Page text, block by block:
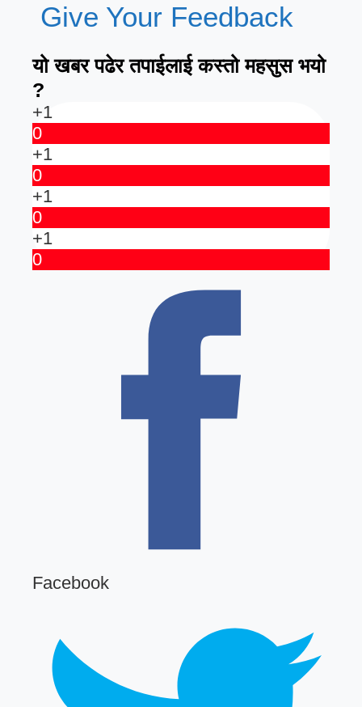
Give Your Feedback
यो खबर पढेर तपाईलाई कस्तो महसुस भयो
?
+1
0
+1
0
+1
0
+1
0
Facebook